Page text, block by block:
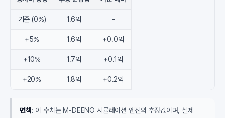
기준 (0%) 1.6억 -
+5% 1.6억 +0.0억
+10% 1.7억 +0.1억
+20% 1.8억 +0.2억
면책: 이 수치는 M-DEENO 시뮬레이션 엔진의 추정값이며, 실제